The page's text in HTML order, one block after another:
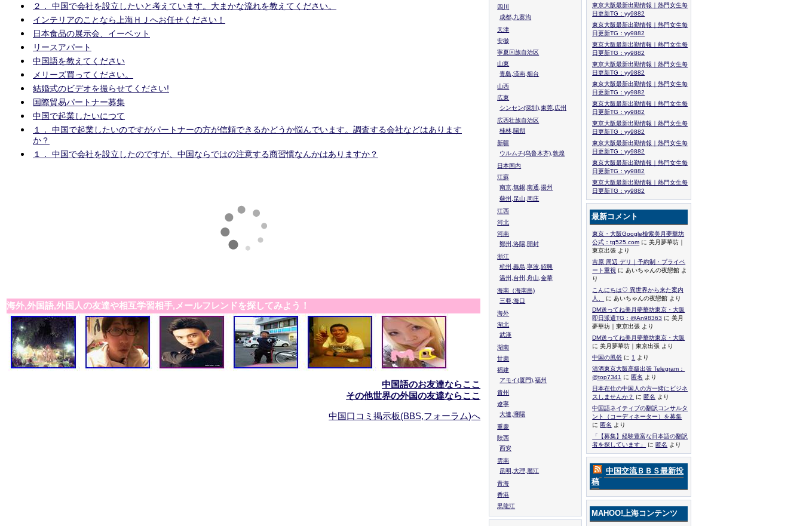
２． 中国で会社を設立したいと考えています。大まかな流れを教えてください。
インテリアのことなら上海ＨＪへお任せください！
日本食品の展示会、イーベット
リースアパート
中国語を教えてください
メリーズ買ってください。
結婚式のビデオを撮らせてください!
国際貿易パートナー募集
中国で起業したいにつて
１． 中国で起業したいのですがパートナーの方が信頼できるかどうか悩んでいます。調査する会社などはあります
か？
１． 中国で会社を設立したのですが、中国ならではの注意する商習慣なんかはありますか？
海外,外国語,外国人の友達や相互学習相手,メールフレンドを探してみよう！
中国語のお友達ならここ
その他世界の外国の友達ならここ
中国口コミ掲示板(BBS,フォーラム)へ
四川
成都,九寨沟
天津
安徽
寧夏回族自治区
山東
青島,済南,烟台
山西
広東
シンセン(深圳),東莞,広州
広西壮族自治区
桂林,陽朔
新疆
ウルムチ(乌鲁木齐),敦煌
日本国内
江蘇
南京,無錫,南通,揚州
蘇州,昆山,周庄
江西
河北
河南
鄭州,洛陽,開封
浙江
杭州,義烏,寧波,紹興
温州,台州,舟山,金華
海南（海南島)
三亜,海口
海外
湖北
武漢
湖南
甘粛
福建
アモイ(厦門),福州
貴州
遼寧
大連,瀋陽
重慶
陜西
西安
雲南
昆明,大理,麗江
青海
香港
黒龍江
東京大阪最新出勤情報｜熱門女生每
日更新TG：yy9882
東京大阪最新出勤情報｜熱門女生每
日更新TG：yy9882
東京大阪最新出勤情報｜熱門女生每
日更新TG：yy9882
東京大阪最新出勤情報｜熱門女生每
日更新TG：yy9882
東京大阪最新出勤情報｜熱門女生每
日更新TG：yy9882
東京大阪最新出勤情報｜熱門女生每
日更新TG：yy9882
東京大阪最新出勤情報｜熱門女生每
日更新TG：yy9882
東京大阪最新出勤情報｜熱門女生每
日更新TG：yy9882
東京大阪最新出勤情報｜熱門女生每
日更新TG：yy9882
東京大阪最新出勤情報｜熱門女生每
日更新TG：yy9882
最新コメント
東京・大阪Google檢索美月夢華坊
公式：tg525.com に 美月夢華坊｜
東京出張 より
吉原 周辺 デリ｜予約制・プライベ
ート重視 に あいちゃんの夜戀館 よ
り
こんにちは♡ 異世界から来た案内
人、
に あいちゃんの夜戀館 より
DM送ってね美月夢華坊東京・大阪
即日派遣TG：@An98363 に 美月
夢華坊｜東京出張 より
DM送ってね美月夢華坊東京・大阪
に 美月夢華坊｜東京出張 より
中国の風俗 に 1
より
清酒東京大阪高級出張 Telegram：
@top7341 に 匿名 より
日本在住の中国人の方一緒にビジネ
スしませんか？ に 匿名 より
中国語ネイティブの翻訳コンサルタ
ント（コーディネーター）を募集
に 匿名 より
「【募集】経験豊富な日本語の翻訳
者を探しています」
に 匿名 より
中国交流ＢＢＳ最新投
稿
MAHOO!上海コンテンツ